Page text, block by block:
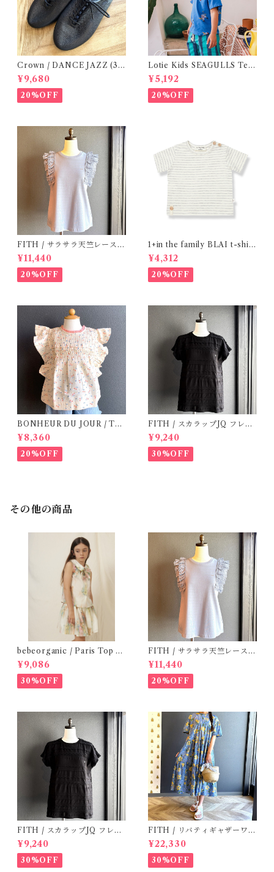
Crown / DANCE JAZZ (3:2
2cm / 6:24-24,5 ) Black
¥9,680
20%OFF
Lotie Kids SEAGULLS Tee
(12m- 8Y)
¥5,192
20%OFF
FITH / サラサラ天竺レースT
シャツ (BL) / 145・155
¥11,440
20%OFF
1+in the family BLAI t-shirt
(Grey)
¥4,312
20%OFF
BONHEUR DU JOUR / TO
SCANE BlOUSE (Rose 2~6
Y)
¥8,360
20%OFF
FITH / スカラップJQ フレン
チスリーブTシャツ (Black) /
Size 1・2
¥9,240
30%OFF
その他の商品
bebeorganic / Paris Top N
ostalgic Florals (10・12y)
¥9,086
30%OFF
FITH / サラサラ天竺レースT
シャツ (BL) / 145・155
¥11,440
20%OFF
FITH / スカラップJQ フレン
チスリーブTシャツ (Black) /
Size 1・2
¥9,240
30%OFF
FITH / リバティギャザーワン
ピース / Size 2
¥22,330
30%OFF